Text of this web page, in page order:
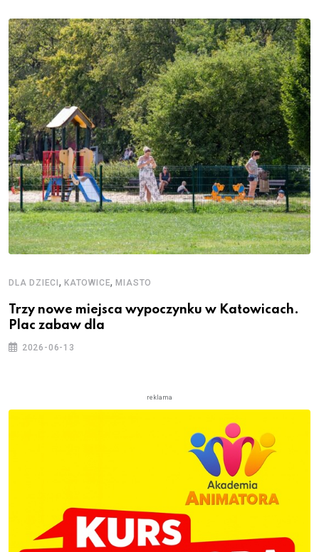
DLA DZIECI , KATOWICE,MIASTO
Trzy nowe miejsca wypoczynku w Katowicach.
Plac zabaw dla
2026-06-13
reklama